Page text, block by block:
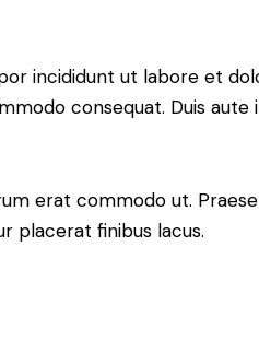
incididunt ut labore et
consequat. Duis
erat commodo ut.
placerat finibus lacus.